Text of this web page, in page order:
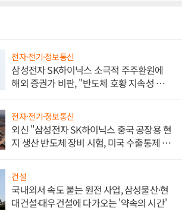
전자·전기·정보통신
삼성전자 SK하이닉스 소극적 주주환원에
해외 증권가 비판, "반도체 호황 지속성 의
전자·전기·정보통신
외신 "삼성전자 SK하이닉스 중국 공장용 현
지 생산 반도체 장비 시험, 미국 수출통제 대
건설
국내외서 속도 붙는 원전 사업, 삼성물산·현
대건설·대우건설에 다가오는 '약속의 시간'